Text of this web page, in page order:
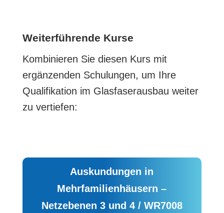
Weiterführende Kurse
Kombinieren Sie diesen Kurs mit
ergänzenden Schulungen, um Ihre
Qualifikation im Glasfaserausbau weiter
zu vertiefen:
Auskundungen in
Mehrfamilienhäusern –
Netzebenen 3 und 4 / WR7008